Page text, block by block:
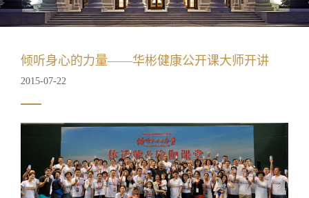
倾听身心的力量——华彬健康公开课大师开讲
2015-07-22